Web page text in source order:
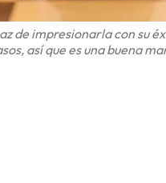
de impresionarla con su
así que es una buena